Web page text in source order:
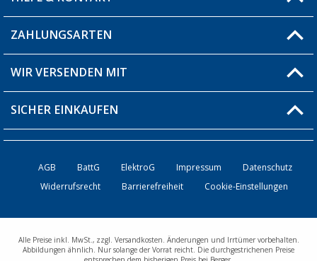
Produkttester
Über uns
Fragen & Antworten / FAQ
Versandinformationen
Bestellstatus
Kontakt
ZAHLUNGSARTEN
WIR VERSENDEN MIT
SICHER EINKAUFEN
AGB BattG ElektroG Impressum
Datenschutz
Widerrufsrecht
Barrierefreiheit Cookie-Einstellungen
Alle Preise inkl. MwSt., zzgl. Versandkosten. Änderungen und Irrtümer vorbehalten.
Abbildungen ähnlich. Nur solange der Vorrat reicht. Die durchgestrichenen Preise